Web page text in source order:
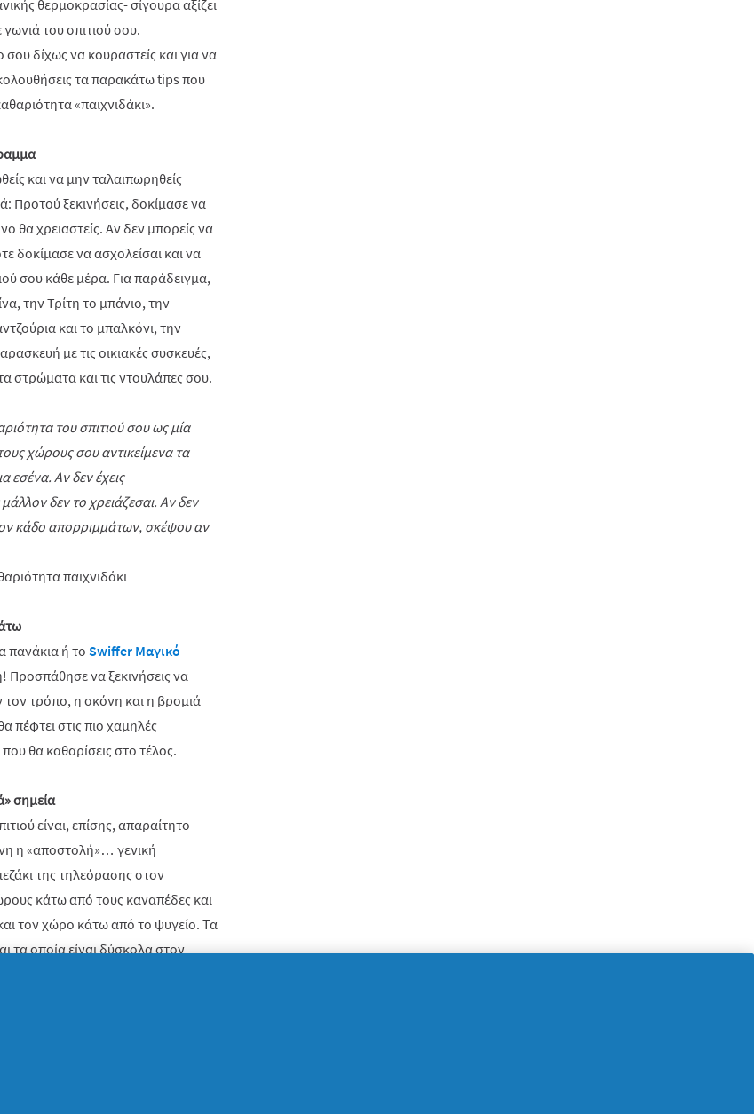
θερμοκρασίας- σίγουρα αξίζει
γωνιά του σπιτιού σου.
δίχως να κουραστείς και για να
τα παρακάτω tips που
«παιχνιδάκι».
και να μην ταλαιπωρηθείς
Προτού ξεκινήσεις, δοκίμασε να
θα χρειαστείς. Αν δεν μπορείς να
δοκίμασε να ασχολείσαι και να
σου κάθε μέρα. Για παράδειγμα,
την Τρίτη το μπάνιο, την
και το μπαλκόνι, την
με τις οικιακές συσκευές,
στρώματα και τις ντουλάπες σου.
του σπιτιού σου ως μία
χώρους σου αντικείμενα τα
εσένα. Αν δεν έχεις
δεν το χρειάζεσαι. Αν δεν
κάδο απορριμμάτων, σκέψου αν
πανάκια ή το Swiffer Μαγικό
Προσπάθησε να ξεκινήσεις να
τρόπο, η σκόνη και η βρομιά
πέφτει στις πιο χαμηλές
θα καθαρίσεις στο τέλος.
σημεία
είναι, επίσης, απαραίτητο
η «αποστολή»… γενική
της τηλεόρασης στον
κάτω από τους καναπέδες και
τον χώρο κάτω από το ψυγείο. Τα
τα οποία είναι δύσκολα στον